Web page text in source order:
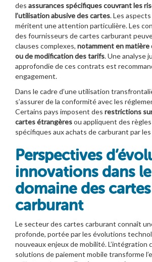
des assurances spécifiques couvrant les
l’utilisation abusive des cartes. Les
méritent une attention particulière. Les
des fournisseurs de cartes carburant
clauses complexes, notamment en matière
ou de modification des tarifs. Une analyse
approfondie de ces contrats est
engagement.
Dans le cadre d’une utilisation
s’assurer de la conformité avec les
Certains pays imposent des restrictions
cartes étrangèresou appliquent des
spécifiques aux achats de carburant par
Perspectives
innovations dans le
domaine des cartes
carburant
Le secteur des cartes carburant connaît
profonde, portée par les évolutions
nouveaux enjeux de mobilité. L’intégration
solutions de paiement mobile transforme